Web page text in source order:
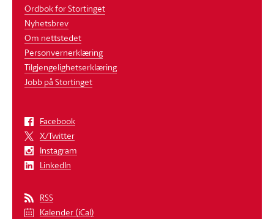
Ordbok for Stortinget
Nyhetsbrev
Om nettstedet
Personvernerklæring
Tilgjengelighetserklæring
Jobb på Stortinget
Facebook
X/Twitter
Instagram
LinkedIn
RSS
Kalender (iCal)